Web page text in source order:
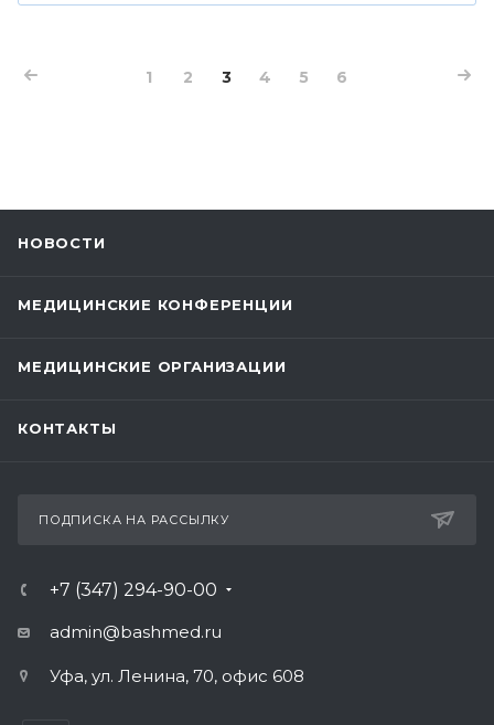
1 2 3 4 5 6
НОВОСТИ
МЕДИЦИНСКИЕ КОНФЕРЕНЦИИ
МЕДИЦИНСКИЕ ОРГАНИЗАЦИИ
КОНТАКТЫ
ПОДПИСКА НА РАССЫЛКУ
+7 (347) 294-90-00
admin@bashmed.ru
Уфа, ул. Ленина, 70, офис 608